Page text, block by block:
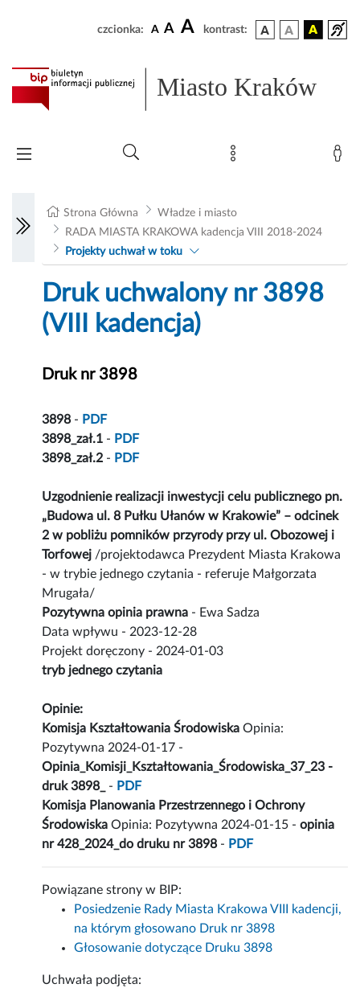
czcionka: A A A kontrast:
Miasto Kraków
Strona Główna
Władze i miasto
RADA MIASTA KRAKOWA kadencja VIII 2018-2024
Projekty uchwał w toku
Druk uchwalony nr 3898
(VIII kadencja)
Druk nr 3898
3898- PDF
3898_zał.1 - PDF
3898_zał.2 - PDF
Uzgodnienie realizacji inwestycji celu publicznego pn.
„Budowa ul. 8 Pułku Ułanów w Krakowie” – odcinek
2 w pobliżu pomników przyrody przy ul. Obozowej i
Torfowej /projektodawca Prezydent Miasta Krakowa
- w trybie jednego czytania - referuje Małgorzata
Mrugała/
Pozytywna opinia prawna - Ewa Sadza
Data wpływu - 2023-12-28
Projekt doręczony - 2024-01-03
tryb jednego czytania
Opinie:
Komisja Kształtowania Środowiska Opinia:
Pozytywna 2024-01-17 -
Opinia_Komisji_Kształtowania_Środowiska_37_23 -
druk 3898_
- PDF
Komisja Planowania Przestrzennego i Ochrony
Środowiska Opinia: Pozytywna 2024-01-15 -opinia
nr 428_2024_do druku nr 3898- PDF
Powiązane strony w BIP:
Posiedzenie Rady Miasta Krakowa VIII kadencji,
na którym głosowano Druk nr 3898
Głosowanie dotyczące Druku 3898
Uchwała podjęta: